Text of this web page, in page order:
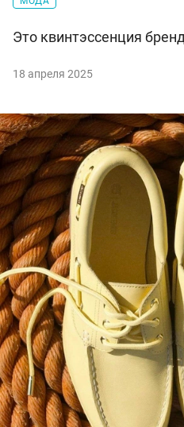
Это квинтэссенция
18 апреля 2025